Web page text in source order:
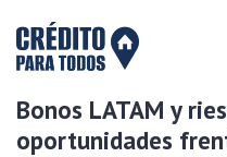
Bonos LATAM y
oportunidades